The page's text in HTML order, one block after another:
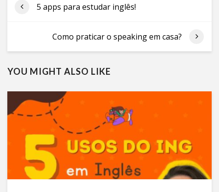
5 apps para estudar inglês!
Como praticar o speaking em casa?
YOU MIGHT ALSO LIKE